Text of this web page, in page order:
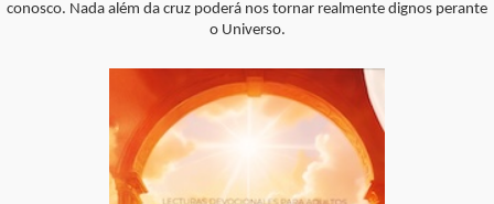
conosco. Nada além da cruz poderá nos tornar realmente dignos perante
o Universo.